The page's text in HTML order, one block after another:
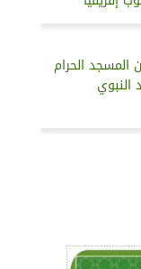
المسجد الحرام
النبوي